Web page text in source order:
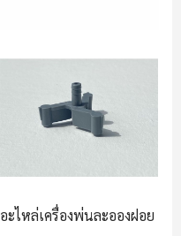
อะไหล่เครื่องพ่นละอองฝอย